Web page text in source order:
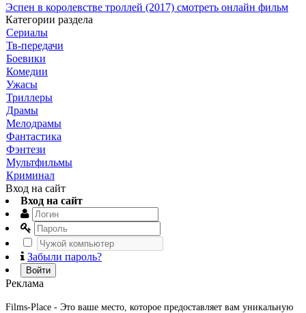
Эспен в королевстве троллей (2017) смотреть онлайн фильм
Категории раздела
Сериалы
Тв-передачи
Боевики
Комедии
Ужасы
Триллеры
Драмы
Мелодрамы
Фантастика
Фэнтези
Мультфильмы
Криминал
Вход на сайт
Вход на сайт
Забыли пароль?
Войти
Реклама
Films-Place - Это ваше место, которое предоставляет вам уникальную